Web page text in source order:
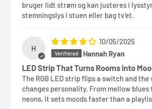
bruger lidt strøm og kan justeres i
stemningslys i stuen eller bag tv’et.
H
10/05/2025
Hannah Ryan
LED Strip That Turns Rooms into
The RGB LED strip flips a switch and the
changes personality. From mellow blues
neons, it sets moods faster than a